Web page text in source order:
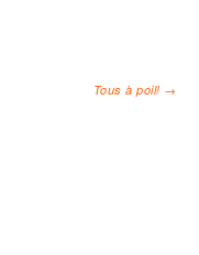
Tous à poil! →